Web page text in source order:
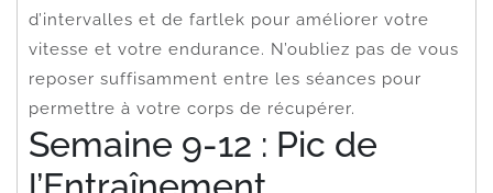
d’intervalles et de fartlek pour améliorer votre
vitesse et votre endurance. N’oubliez pas de vous
reposer suffisamment entre les séances pour
permettre à votre corps de récupérer.
Semaine 9-12 : Pic de